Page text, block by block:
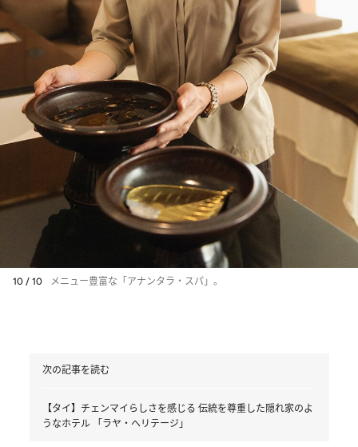
10 / 10 メニュー豊富な「アナンタラ・スパ」。
次の記事を読む
【タイ】チェンマイらしさを感じる 伝統を尊重した隠れ家のよ
うなホテル 「ラヤ・ヘリテージ」